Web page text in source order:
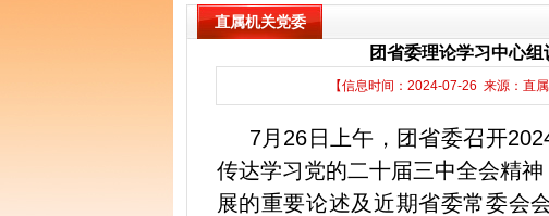
直属机关党委
团省委理论学习中心
【信息时间：2024-07-26 来源：直
7月26日上午，团省委召开
传达学习党的二十届三中全会精
展的重要论述及近期省委常委会